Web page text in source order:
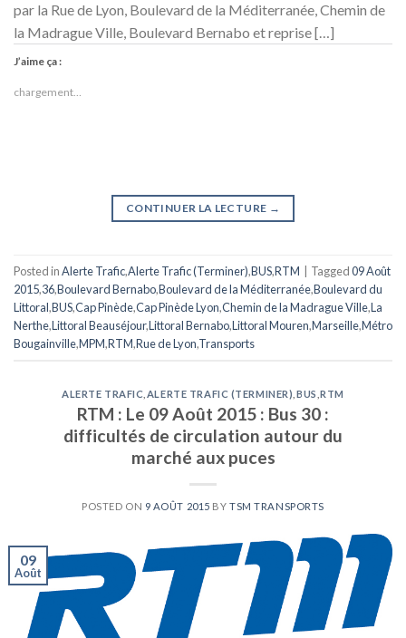
par la Rue de Lyon, Boulevard de la Méditerranée, Chemin de
la Madrague Ville, Boulevard Bernabo et reprise […]
J’aime ça :
chargement…
CONTINUER LA LECTURE →
Posted inAlerte Trafic,Alerte Trafic (Terminer),BUS,RTM Tagged09 Août
2015,36,Boulevard Bernabo,Boulevard de la Méditerranée,Boulevard du
Littoral,BUS,Cap Pinède,Cap Pinède Lyon,Chemin de la Madrague Ville,La
Nerthe,Littoral Beauséjour,Littoral Bernabo,Littoral Mouren,Marseille,Métro
Bougainville,MPM,RTM,Rue de Lyon,Transports
ALERTE TRAFIC ALERTE TRAFIC (TERMINER) BUS ,RTM
RTM : Le 09 Août 2015 : Bus 30 :
difficultés de circulation autour du
marché aux puces
POSTED ON 9 AOÛT 2015 BYTSM TRANSPORTS
09
Août